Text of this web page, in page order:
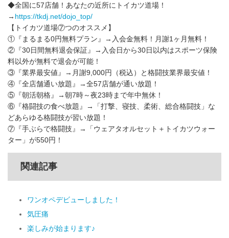
◆全国に57店舗！あなたの近所にトイカツ道場！
→ https://tkdj.net/dojo_top/
【トイカツ道場⑦つのオススメ】
①『まるまる0円無料プラン』→入会金無料！月謝1ヶ月無料！
②『30日間無料退会保証』→入会日から30日以内はスポーツ保険
料以外が無料で退会が可能！
③『業界最安値』→月謝9,000円（税込）と格闘技業界最安値！
④『全店舗通い放題』→全57店舗が通い放題！
⑤『朝活朝格』→朝7時～夜23時まで年中無休！
⑥『格闘技の食べ放題』→「打撃、寝技、柔術、総合格闘技」な
どあらゆる格闘技が習い放題！
⑦『手ぶらで格闘技』→「ウェアタオルセット＋トイカツウォー
ター」が550円！
関連記事
ワンオペデビューしました！
気圧痛
楽しみが始まります♪